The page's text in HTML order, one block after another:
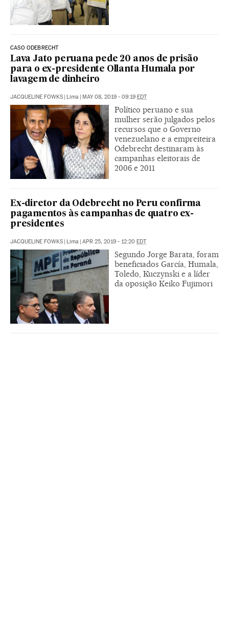
CASO ODEBRECHT
Lava Jato peruana pede 20 anos de prisão
para o ex-presidente Ollanta Humala por
lavagem de dinheiro
JACQUELINE FOWKS | Lima | MAY 08, 2019 - 09:19 EDT
Político peruano e sua
mulher serão julgados pelos
recursos que o Governo
venezuelano e a empreiteira
Odebrecht destinaram às
campanhas eleitorais de
2006 e 2011
Ex-diretor da Odebrecht no Peru confirma
pagamentos às campanhas de quatro ex-
presidentes
JACQUELINE FOWKS | Lima | APR 25, 2019 - 12:20 EDT
Segundo Jorge Barata, foram
beneficiados García, Humala,
Toledo, Kuczynski e a líder
da oposição Keiko Fujimori